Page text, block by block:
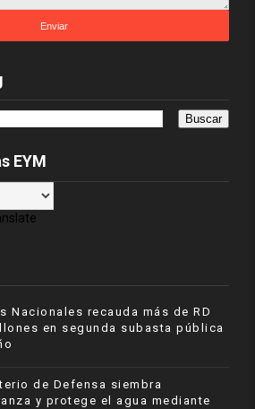
EYM
Nacionales recauda más de RD
en segunda subasta pública
de Defensa siembra
y protege el agua mediante